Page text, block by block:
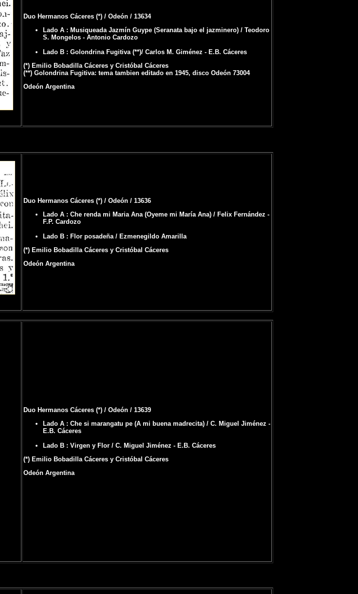
Duo Hermanos Cáceres (*) / Odeón / 13634
Lado A : Musiqueada Jazmín Guype (Seranata bajo el jazminero) / Teodoro
S. Mongelos - Antonio Cardozo
Lado B : Golondrina Fugitiva (**)/ Carlos M. Giménez - E.B. Cáceres
(*) Emilio Bobadilla Cáceres y Cristóbal Cáceres
(**) Golondrina Fugitiva: tema tambien editado en 1945, disco Odeón 73004
Odeón Argentina
Duo Hermanos Cáceres (*) / Odeón / 13636
Lado A : Che renda mi Maria Ana (Oyeme mi María Ana) / Felix Fernández -
F.P. Cardozo
Lado B : Flor posadeña / Ezmenegildo Amarilla
(*) Emilio Bobadilla Cáceres y Cristóbal Cáceres
Odeón Argentina
Duo Hermanos Cáceres (*) / Odeón / 13639
Lado A : Che si marangatu pe (A mi buena madrecita) / C. Miguel Jiménez -
E.B. Cáceres
Lado B : Virgen y Flor / C. Miguel Jiménez - E.B. Cáceres
(*) Emilio Bobadilla Cáceres y Cristóbal Cáceres
Odeón Argentina